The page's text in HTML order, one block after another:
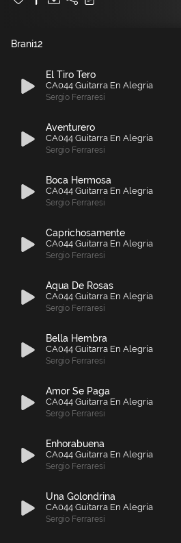
12
Brani
El Tiro Tero
CA044 Guitarra En Alegria
Sergio Ferraresi
Aventurero
CA044 Guitarra En Alegria
Sergio Ferraresi
Boca Hermosa
CA044 Guitarra En Alegria
Sergio Ferraresi
Caprichosamente
CA044 Guitarra En Alegria
Sergio Ferraresi
Aqua De Rosas
CA044 Guitarra En Alegria
Sergio Ferraresi
Bella Hembra
CA044 Guitarra En Alegria
Sergio Ferraresi
Amor Se Paga
CA044 Guitarra En Alegria
Sergio Ferraresi
Enhorabuena
CA044 Guitarra En Alegria
Sergio Ferraresi
Una Golondrina
CA044 Guitarra En Alegria
Sergio Ferraresi